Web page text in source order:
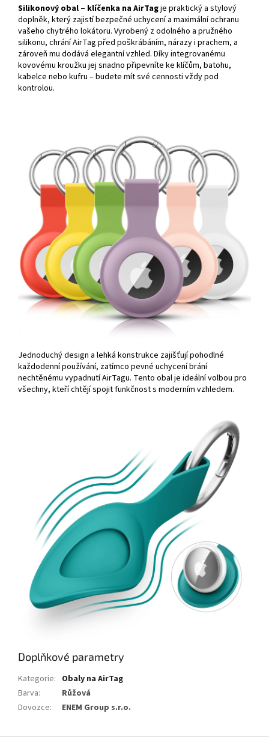
Silikonový obal – klíčenka na AirTagje praktický a stylový
doplněk, který zajistí bezpečné uchycení a maximální ochranu
vašeho chytrého lokátoru. Vyrobený z odolného a pružného
silikonu, chrání AirTag před poškrábáním, nárazy i prachem, a
zároveň mu dodává elegantní vzhled. Díky integrovanému
kovovému kroužku jej snadno připevníte ke klíčům, batohu,
kabelce nebo kufru – budete mít své cennosti vždy pod
kontrolou.
Jednoduchý design a lehká konstrukce zajišťují pohodlné
každodenní používání, zatímco pevné uchycení brání
nechtěnému vypadnutí AirTagu. Tento obal je ideální volbou pro
všechny, kteří chtějí spojit funkčnost s moderním vzhledem.
Doplňkové parametry
Kategorie: Obaly na AirTag
Barva:
Růžová
Dovozce: ENEM Group s.r.o.